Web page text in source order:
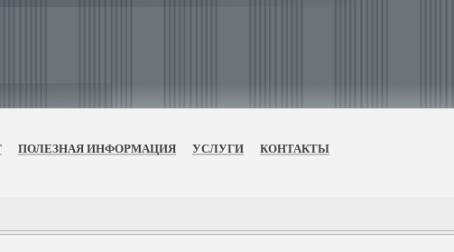
ПОЛЕЗНАЯ ИНФОРМАЦИЯ УСЛУГИ КОНТАКТЫ